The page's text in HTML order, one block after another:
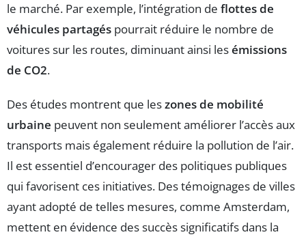
le marché. Par exemple, l’intégration de flottes de
véhicules partagés pourrait réduire le nombre de
voitures sur les routes, diminuant ainsi lesémissions
de CO2.
Des études montrent que leszones de mobilité
urbaine peuvent non seulement améliorer l’accès aux
transports mais également réduire la pollution de l’air.
Il est essentiel d’encourager des politiques publiques
qui favorisent ces initiatives. Des témoignages de villes
ayant adopté de telles mesures, comme Amsterdam,
mettent en évidence des succès significatifs dans la